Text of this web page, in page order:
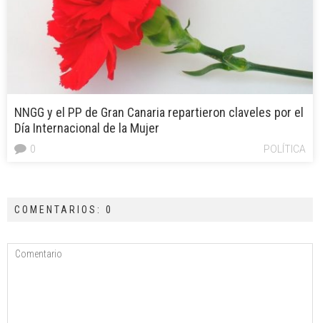
NNGG y el PP de Gran Canaria repartieron claveles por el
Día Internacional de la Mujer
POLÍTICA
0
COMENTARIOS: 0